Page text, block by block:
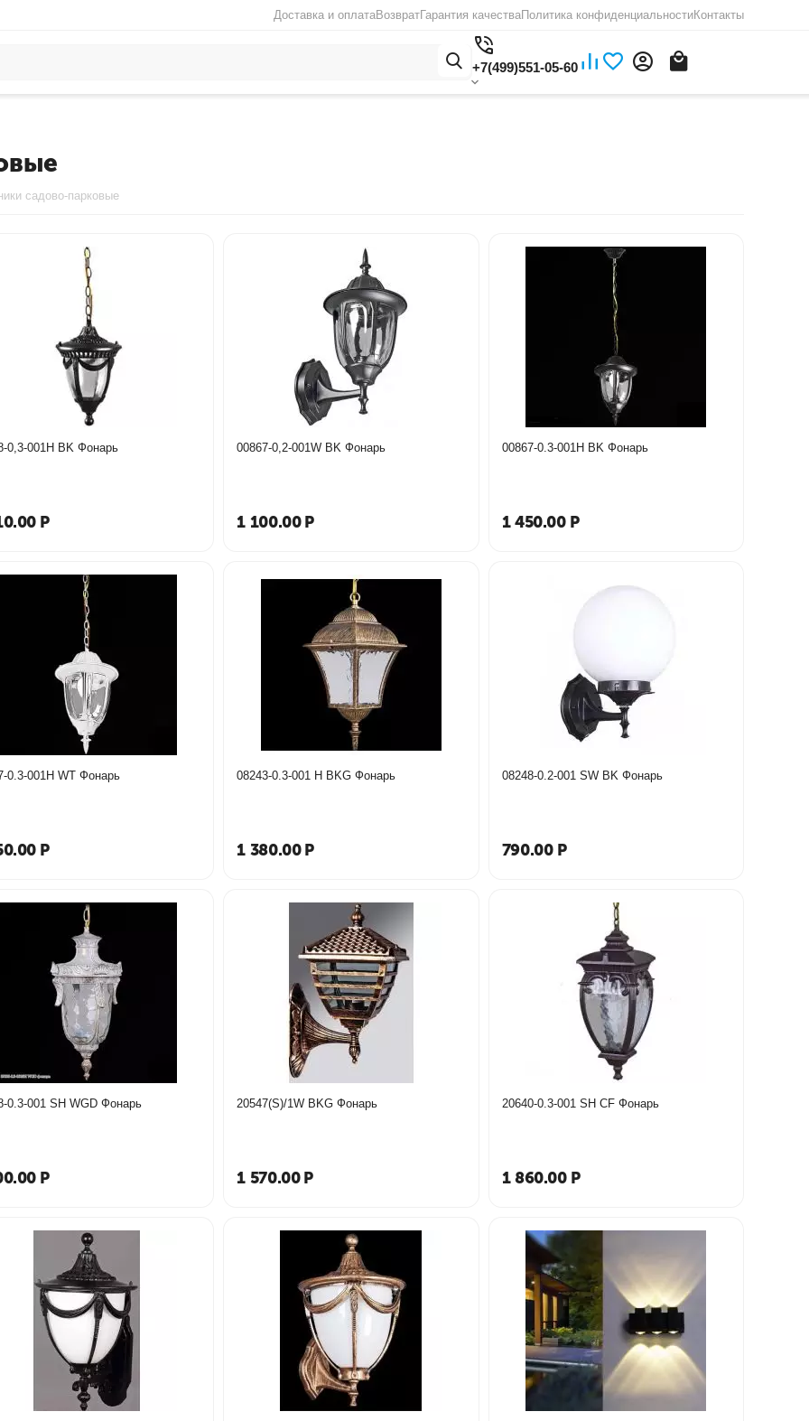
Доставка и оплатаВозвратГарантия качестваПолитика конфиденциальностиКонтакты
+7(499)551-05-60
садово-парковые
0,3-001H BK Фонарь
Р
00867-0,2-001W BK Фонарь
1 100.00 Р
00867-0.3-001H BK Фонарь
1 450.00 Р
0.3-001H WT Фонарь
Р
08243-0.3-001 Н BKG Фонарь
1 380.00 Р
08248-0.2-001 SW BK Фонарь
790.00 Р
0.3-001 SH WGD Фонарь
Р
20547(S)/1W BKG Фонарь
1 570.00 Р
20640-0.3-001 SH CF Фонарь
1 860.00 Р